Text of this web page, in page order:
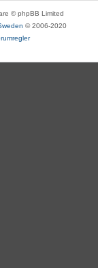
© phpBB Limited
© 2006-2020